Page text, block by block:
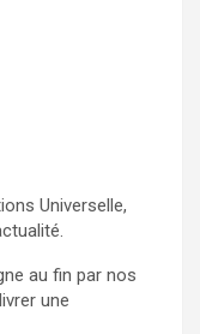
Universelle,
au fin par nos
une